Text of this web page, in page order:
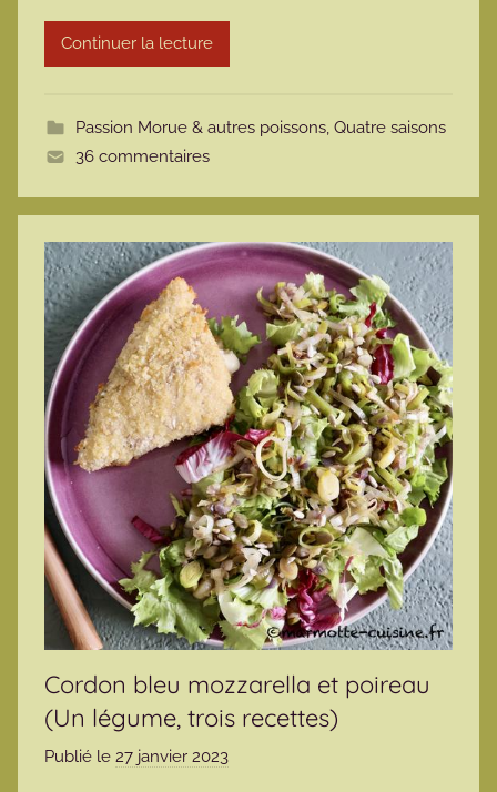
t
Continuer la lecture
Passion Morue & autres poissons, Quatre saisons
36 commentaires
Cordon bleu mozzarella et poireau
(Un légume, trois recettes)
Publié le 27 janvier 2023